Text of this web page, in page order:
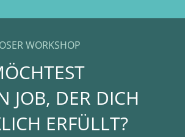
WORKSHOP
JOB, DER DICH
ERFÜLLT?